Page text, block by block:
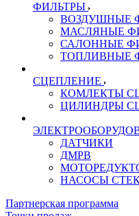
ФИЛЬТРЫ
ВОЗДУШНЫЕ
МАСЛЯНЫЕ
САЛОННЫЕ
ТОПЛИВНЫЕ
СЦЕПЛЕНИЕ
КОМЛЕКТЫ
ЦИЛИНДРЫ
ДАТЧИКИ
ДМРВ
НАСОСЫ
Партнерская программа